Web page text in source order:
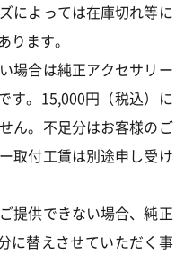
によっては在庫切れ等に
ります。
場合は純正アクセサリー
す。15,000円（税込）に
ん。不足分はお客様のご
取付工賃は別途申し受け
提供できない場合、純正
に替えさせていただく事